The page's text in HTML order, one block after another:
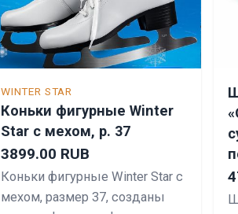
WINTER STAR
Коньки фигурные Winter
Star с мехом, р. 37
3899.00 RUB
Коньки фигурные Winter Star с
мехом, размер 37, созданы